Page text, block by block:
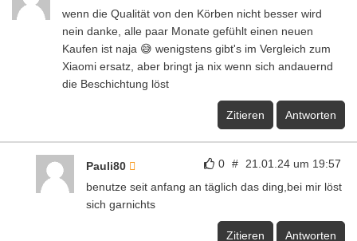
wenn die Qualität von den Körben nicht besser wird
nein danke, alle paar Monate gefühlt einen neuen
Kaufen ist naja 😅 wenigstens gibt's im Vergleich zum
Xiaomi ersatz, aber bringt ja nix wenn sich andauernd
die Beschichtung löst
Zitieren Antworten
0 # 21.01.24 um 19:57
Pauli80
benutze seit anfang an täglich das ding,bei mir löst
sich garnichts
Zitieren Antworten